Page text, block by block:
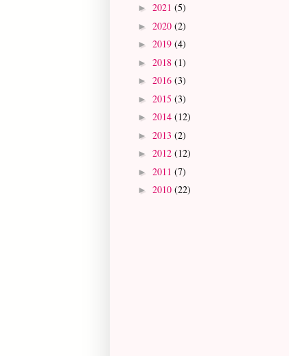
► 2021 (5)
► 2020 (2)
► 2019 (4)
► 2018 (1)
► 2016 (3)
► 2015 (3)
► 2014 (12)
► 2013 (2)
► 2012 (12)
► 2011 (7)
► 2010 (22)